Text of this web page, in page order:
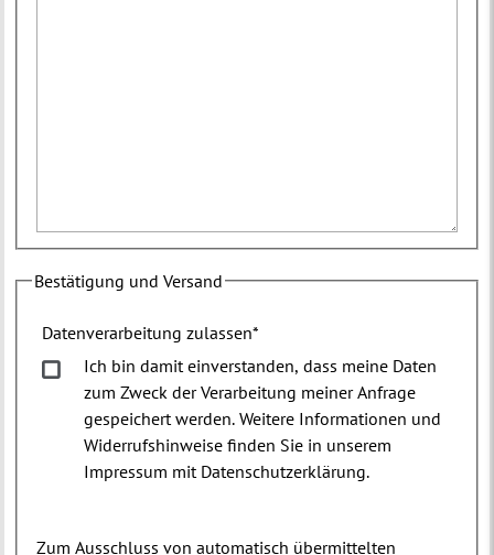
Bestätigung und Versand
Datenverarbeitung zulassen*
Ich bin damit einverstanden, dass meine Daten
zum Zweck der Verarbeitung meiner Anfrage
gespeichert werden. Weitere Informationen und
Widerrufshinweise finden Sie in unserem
Impressum mit Datenschutzerklärung.
Zum Ausschluss von automatisch übermittelten